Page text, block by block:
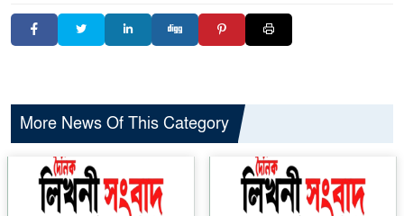
More News Of This Category